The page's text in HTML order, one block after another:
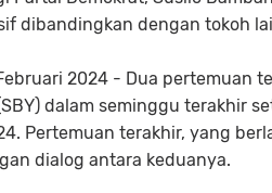
dibandingkan dengan tokoh
2024 - Dua pertemuan
dalam seminggu terakhir
Pertemuan terakhir, yang
dialog antara keduanya.